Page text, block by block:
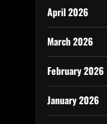
April 2026
March 2026
February 2026
January 2026